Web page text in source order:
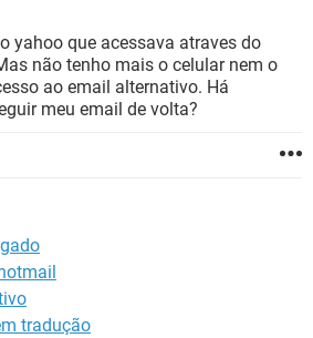
GMAIL
FACEBOOK
EXCEL
yahoo que acessava atraves do
não tenho mais o celular nem o
ao email alternativo. Há
meu email de volta?
tradução